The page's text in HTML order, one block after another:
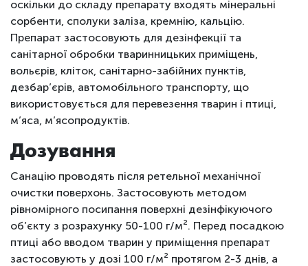
оскільки до складу препарату входять мінеральні
сорбенти, сполуки заліза, кремнію, кальцію.
Препарат застосовують для дезінфекції та
санітарної обробки тваринницьких приміщень,
вольєрів, кліток, санітарно-забійних пунктів,
дезбар’єрів, автомобільного транспорту, що
використовується для перевезення тварин і птиці,
м’яса, м’ясопродуктів.
Дозування
Санацію проводять після ретельної механічної
очистки поверхонь. Застосовують методом
рівномірного посипання поверхні дезінфікуючого
об’єкту з розрахунку 50-100 г/м². Перед посадкою
птиці або вводом тварин у приміщення препарат
застосовують у дозі 100 г/м² протягом 2-3 днів, а